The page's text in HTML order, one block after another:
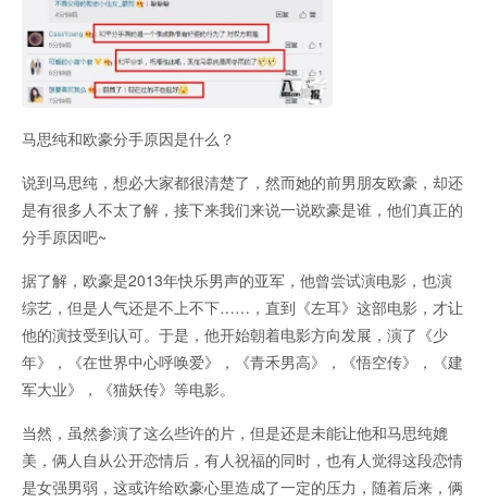
马思纯和欧豪分手原因是什么？
说到马思纯，想必大家都很清楚了，然而她的前男朋友欧豪，却还
是有很多人不太了解，接下来我们来说一说欧豪是谁，他们真正的
分手原因吧~
据了解，欧豪是2013年快乐男声的亚军，他曾尝试演电影，也演
综艺，但是人气还是不上不下……，直到《左耳》这部电影，才让
他的演技受到认可。于是，他开始朝着电影方向发展，演了《少
年》，《在世界中心呼唤爱》，《青禾男高》，《悟空传》，《建
军大业》，《猫妖传》等电影。
当然，虽然参演了这么些许的片，但是还是未能让他和马思纯媲
美，俩人自从公开恋情后，有人祝福的同时，也有人觉得这段恋情
是女强男弱，这或许给欧豪心里造成了一定的压力，随着后来，俩